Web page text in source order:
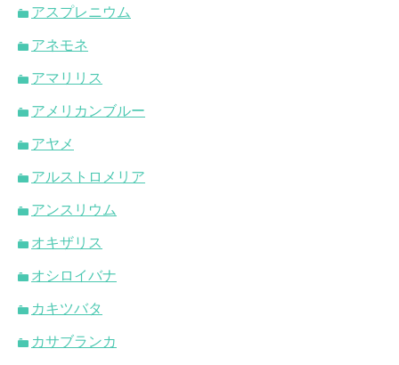
アスプレニウム
アネモネ
アマリリス
アメリカンブルー
アヤメ
アルストロメリア
アンスリウム
オキザリス
オシロイバナ
カキツバタ
カサブランカ